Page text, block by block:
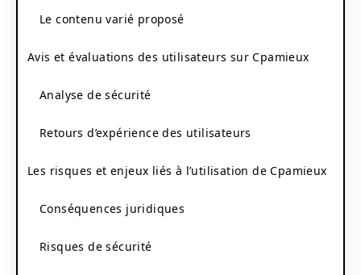
Le contenu varié proposé
Avis et évaluations des utilisateurs sur Cpamieux
Analyse de sécurité
Retours d’expérience des utilisateurs
Les risques et enjeux liés à l’utilisation de Cpamieux
Conséquences juridiques
Risques de sécurité